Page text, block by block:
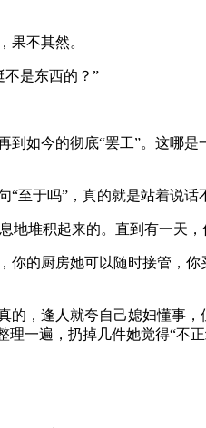
果不其然。
是东西的？”
如今的彻底“罢工”。这哪是
至于吗”，真的就是站着说话
堆积起来的。直到有一天，
的厨房她可以随时接管，你
的，逢人就夸自己媳妇懂事
一遍，扔掉几件她觉得“不正